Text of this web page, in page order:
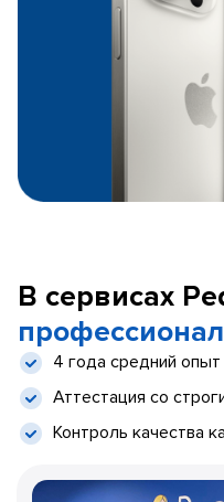
В сервисах
4 года средний опыт
Аттестация со
Контроль качества